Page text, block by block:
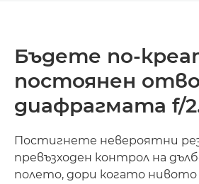
Бъдете по-
постоянен
диафрагмата f/
Постигнете невероятни
превъзходен контрол на
полето, дори когато нивото